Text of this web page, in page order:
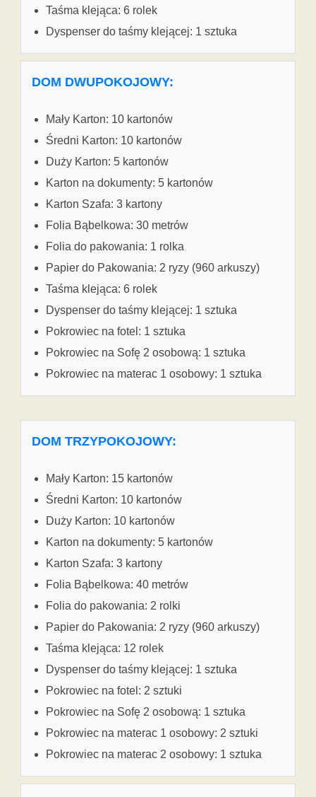
Taśma klejąca: 6 rolek
Dyspenser do taśmy klejącej: 1 sztuka
DOM DWUPOKOJOWY:
Mały Karton: 10 kartonów
Średni Karton: 10 kartonów
Duży Karton: 5 kartonów
Karton na dokumenty: 5 kartonów
Karton Szafa: 3 kartony
Folia Bąbelkowa: 30 metrów
Folia do pakowania: 1 rolka
Papier do Pakowania: 2 ryzy (960 arkuszy)
Taśma klejąca: 6 rolek
Dyspenser do taśmy klejącej: 1 sztuka
Pokrowiec na fotel: 1 sztuka
Pokrowiec na Sofę 2 osobową: 1 sztuka
Pokrowiec na materac 1 osobowy: 1 sztuka
DOM TRZYPOKOJOWY:
Mały Karton: 15 kartonów
Średni Karton: 10 kartonów
Duży Karton: 10 kartonów
Karton na dokumenty: 5 kartonów
Karton Szafa: 3 kartony
Folia Bąbelkowa: 40 metrów
Folia do pakowania: 2 rolki
Papier do Pakowania: 2 ryzy (960 arkuszy)
Taśma klejąca: 12 rolek
Dyspenser do taśmy klejącej: 1 sztuka
Pokrowiec na fotel: 2 sztuki
Pokrowiec na Sofę 2 osobową: 1 sztuka
Pokrowiec na materac 1 osobowy: 2 sztuki
Pokrowiec na materac 2 osobowy: 1 sztuka